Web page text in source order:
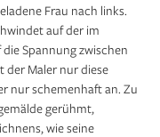
Frau nach links.
auf der im
Spannung zwischen
Maler nur diese
nur schemenhaft an. Zu
gerühmt,
wie seine